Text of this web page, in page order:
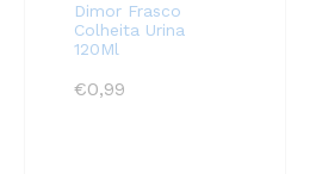
Dimor Frasco
Colheita Urina
120Ml
€0,99